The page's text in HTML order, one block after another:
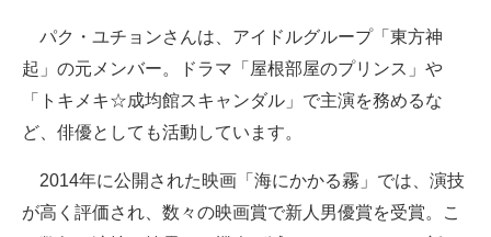
パク・ユチョンさんは、アイドルグループ「東方神
起」の元メンバー。ドラマ「屋根部屋のプリンス」や
「トキメキ☆成均館スキャンダル」で主演を務めるな
ど、俳優としても活動しています。
2014年に公開された映画「海にかかる霧」では、演技
が高く評価され、数々の映画賞で新人男優賞を受賞。こ